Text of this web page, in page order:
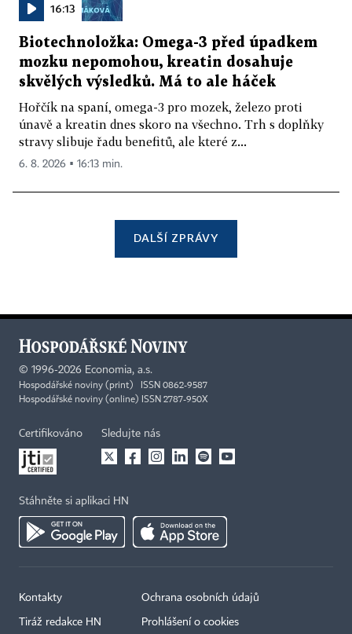
16:13
Biotechnoložka: Omega-3 před úpadkem
mozku nepomohou, kreatin dosahuje
skvělých výsledků. Má to ale háček
Hořčík na spaní, omega-3 pro mozek, železo proti
únavě a kreatin dnes skoro na všechno. Trh s doplňky
stravy slibuje řadu benefitů, ale které z...
6. 8. 2026 ▪ 16:13 min.
DALŠÍ ZPRÁVY
© 1996-2026 Economia, a.s.
Hospodářské noviny (print) ISSN 0862-9587
Hospodářské noviny (online) ISSN 2787-950X
Certifikováno Sledujte nás
Stáhněte si aplikaci HN
Kontakty
Tiráž redakce HN
Ochrana osobních údajů
Prohlášení o cookies